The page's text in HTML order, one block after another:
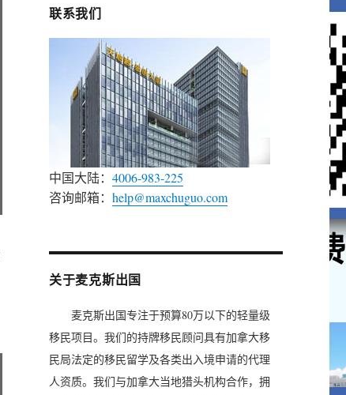
联系我们
中国大陆： 4006-983-225
咨询邮箱： help@maxchuguo.com
关于麦克斯出国
麦克斯出国专注于预算80万以下的轻量级
移民项目。我们的持牌移民顾问具有加拿大移
民局法定的移民留学及各类出入境申请的代理
人资质。我们与加拿大当地猎头机构合作，拥